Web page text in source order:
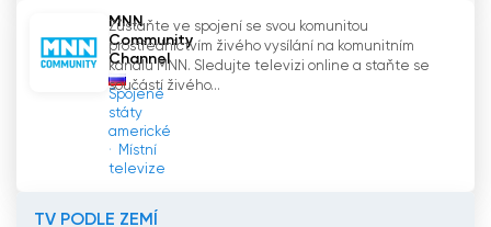
MNN
Community
Channel
Spojené
státy
americké
Místní
televize
Zůstaňte ve spojení se svou komunitou
prostřednictvím živého vysílání na komunitním
kanálu MNN. Sledujte televizi online a staňte se
součástí živého...
TV PODLE ZEMÍ